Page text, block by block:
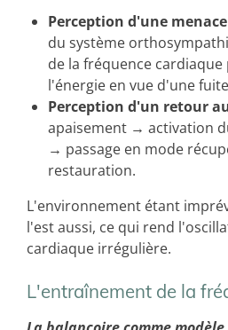
Perception d'une menace
du système
de la fréquence
l'énergie en vue d'une
Perception d'un retour
apaisement → activation
→ passage en mode
restauration.
L'environnement étant
l'est aussi, ce qui rend
cardiaque irrégulière.
L'entraînement de la